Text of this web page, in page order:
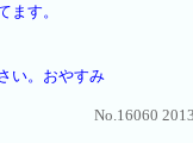
ます。
い。おやすみ
No.16060